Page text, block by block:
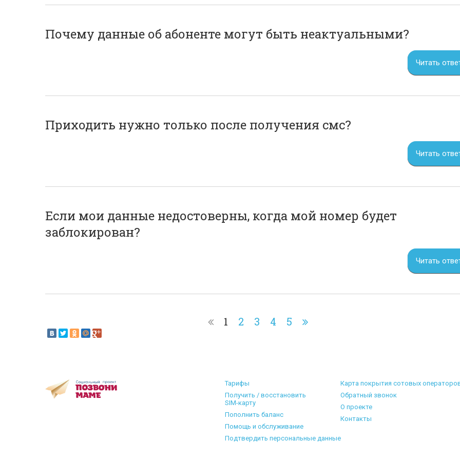
Почему данные об абоненте могут быть неактуальными?
Читать
Приходить нужно только после получения смс?
Читать
Если мои данные недостоверны, когда мой номер будет
заблокирован?
Читать
1 2 3 4 5
Тарифы
Получить / восстановить
SIM-карту
Пополнить баланс
Помощь и обслуживание
Подтвердить персональные данные
Карта покрытия сотовых
Обратный звонок
О проекте
Контакты